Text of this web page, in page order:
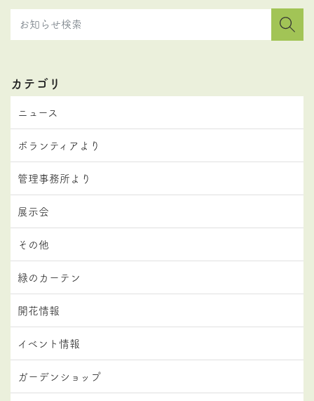
カテゴリ
ニュース
ボランティアより
管理事務所より
展示会
その他
緑のカーテン
開花情報
イベント情報
ガーデンショップ